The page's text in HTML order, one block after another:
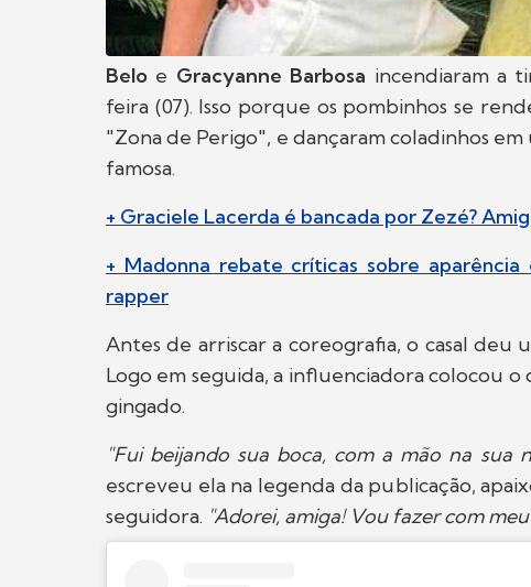
Belo e Gracyanne Barbosa incendiaram a
feira (07). Isso porque os pombinhos se
"Zona de Perigo", e dançaram coladinhos
famosa.
+ Graciele Lacerda é bancada por Zezé?
+ Madonna rebate críticas sobre
rapper
Antes de arriscar a coreografia, o casal deu
Logo em seguida, a influenciadora colocou
gingado.
"Fui beijando sua boca, com a mão na sua
escreveu ela na legenda da publicação,
seguidora. "Adorei, amiga! Vou fazer com